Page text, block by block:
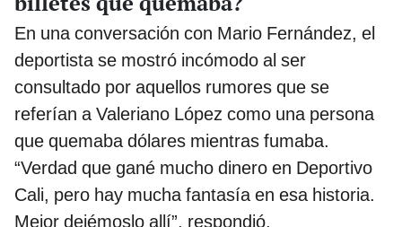
En una conversación con Mario Fernández, el
deportista se mostró incómodo al ser
consultado por aquellos rumores que se
referían a Valeriano López como una persona
que quemaba dólares mientras fumaba.
“Verdad que gané mucho dinero en Deportivo
Cali, pero hay mucha fantasía en esa historia.
Mejor dejémoslo allí”, respondió.